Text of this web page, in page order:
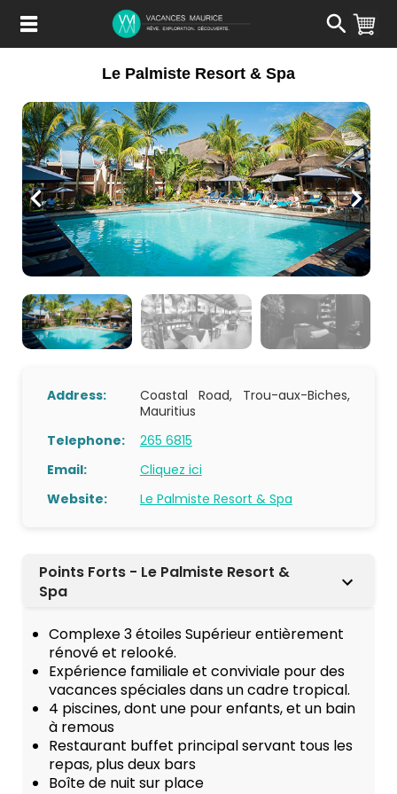
Contenu
Le Palmiste Resort & Spa
Address:
Coastal Road, Trou-aux-Biches,
Mauritius
Telephone:
265 6815
Email:
Cliquez ici
Website:
Le Palmiste Resort & Spa
Points Forts - Le Palmiste Resort &
Spa
Complexe 3 étoiles Supérieur entièrement
rénové et relooké.
Expérience familiale et conviviale pour des
vacances spéciales dans un cadre tropical.
4 piscines, dont une pour enfants, et un bain
à remous
Restaurant buffet principal servant tous les
repas, plus deux bars
Boîte de nuit sur place